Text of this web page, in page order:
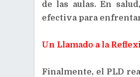
de las aulas. En
efectiva para
Un Llamado a la
Finalmente, el PLD